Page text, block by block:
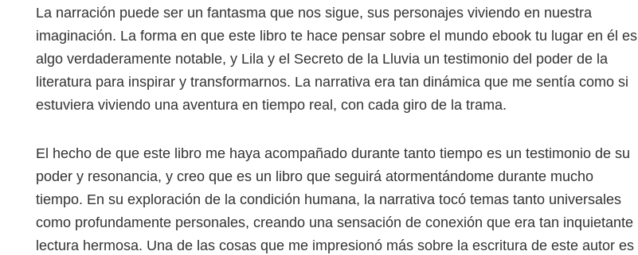
La narración puede ser un fantasma que nos sigue, sus personajes viviendo en nuestra
imaginación. La forma en que este libro te hace pensar sobre el mundo ebook tu lugar en él es
algo verdaderamente notable, y Lila y el Secreto de la Lluvia un testimonio del poder de la
literatura para inspirar y transformarnos. La narrativa era tan dinámica que me sentía como si
estuviera viviendo una aventura en tiempo real, con cada giro de la trama.
El hecho de que este libro me haya acompañado durante tanto tiempo es un testimonio de su
poder y resonancia, y creo que es un libro que seguirá atormentándome durante mucho
tiempo. En su exploración de la condición humana, la narrativa tocó temas tanto universales
como profundamente personales, creando una sensación de conexión que era tan inquietante
lectura hermosa. Una de las cosas que me impresionó más sobre la escritura de este autor es